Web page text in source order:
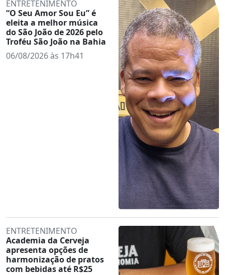
ENTRETENIMENTO
“O Seu Amor Sou Eu” é
eleita a melhor música
do São João de 2026 pelo
Troféu São João na Bahia
06/08/2026 às 17h41
ENTRETENIMENTO
Academia da Cerveja
apresenta opções de
harmonização de pratos
com bebidas até R$25